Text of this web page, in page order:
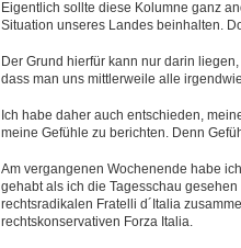
Eigentlich sollte diese Kolumne ganz
Situation unseres Landes beinhalten.
Der Grund hierfür kann nur darin
dass man uns mittlerweile alle
Ich habe daher auch entschieden,
meine Gefühle zu berichten. Denn
Am vergangenen Wochenende habe
gehabt als ich die Tagesschau
rechtsradikalen Fratelli d´Italia
rechtskonservativen Forza Italia.